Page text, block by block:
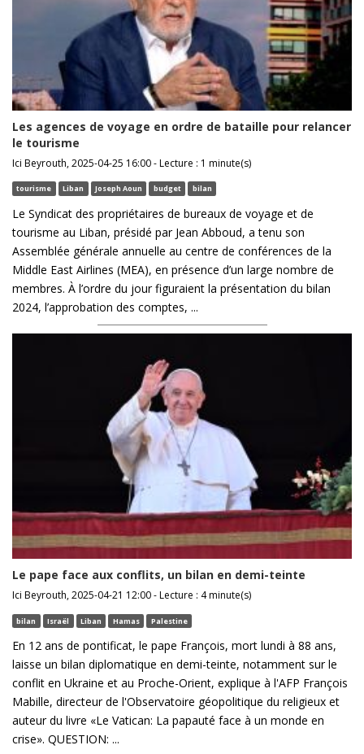
Les agences de voyage en ordre de bataille pour relancer
le tourisme
Ici Beyrouth, 2025-04-25 16:00 - Lecture : 1 minute(s)
tourisme Liban Joseph Aoun budget bilan
Le Syndicat des propriétaires de bureaux de voyage et de
tourisme au Liban, présidé par Jean Abboud, a tenu son
Assemblée générale annuelle au centre de conférences de la
Middle East Airlines (MEA), en présence d’un large nombre de
membres. À l’ordre du jour figuraient la présentation du bilan
2024, l’approbation des comptes, ...
Le pape face aux conflits, un bilan en demi-teinte
Ici Beyrouth, 2025-04-21 12:00 - Lecture : 4 minute(s)
bilan Israël Liban Hamas Palestine
En 12 ans de pontificat, le pape François, mort lundi à 88 ans,
laisse un bilan diplomatique en demi-teinte, notamment sur le
conflit en Ukraine et au Proche-Orient, explique à l'AFP François
Mabille, directeur de l'Observatoire géopolitique du religieux et
auteur du livre «Le Vatican: La papauté face à un monde en
crise». QUESTION: ...